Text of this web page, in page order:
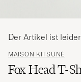
MAISON KITSUNÉ
Fox Head T-
Der Artikel ist